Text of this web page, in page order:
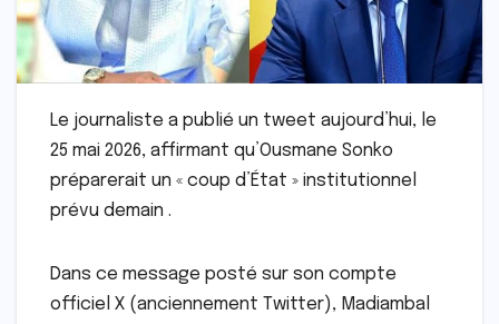
Le journaliste a publié un tweet aujourd’hui, le
25 mai 2026, affirmant qu’Ousmane Sonko
préparerait un « coup d’État » institutionnel
prévu demain .
Dans ce message posté sur son compte
officiel X (anciennement Twitter), Madiambal